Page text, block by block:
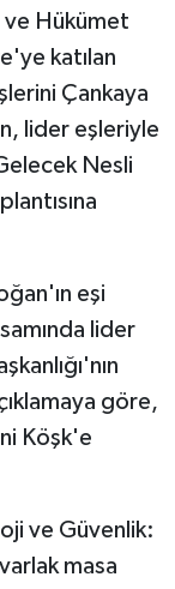
ve Hükümet
katılan
Çankaya
lider eşleriyle
Nesli
eşi
lider
göre,
Köşk'e
ve Güvenlik:
masa